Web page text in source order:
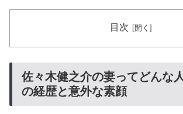
目次
佐々木健之介の妻ってどんな
の経歴と意外な素顔